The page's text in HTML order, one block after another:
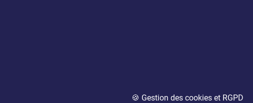
🍪 Gestion des cookies et RGPD